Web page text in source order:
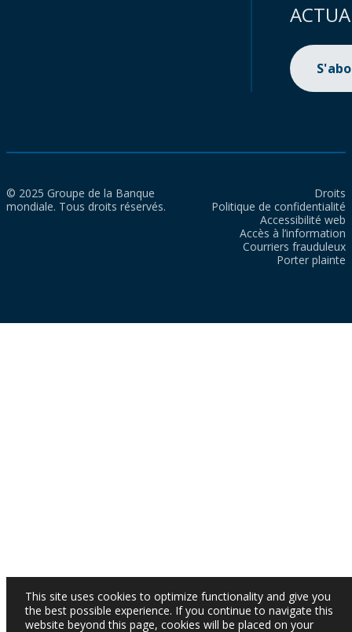
© 2025 Groupe de la Banque
mondiale. Tous droits réservés.
Droits
Politique de confidentialité
Accessibilité web
Accès à l’information
Courriers frauduleux
Porter plainte
This site uses cookies to optimize functionality and give you
the best possible experience. If you continue to navigate this
website beyond this page, cookies will be placed on your